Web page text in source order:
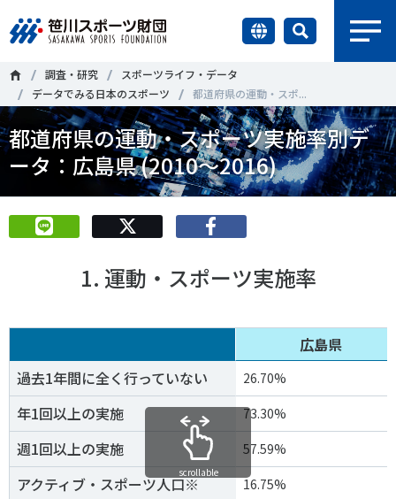
財団情報
研究員紹介
調査・研究
社会づくり
国際情報
知る学ぶ
ニュース
お問い合わせ・お申し込み
＃誰が子どものスポーツをささえるのか ＃部活動
＃アクティブなまちづくり ＃日本人の身体活動と健康寿命
＃障害者スポーツ ＃スポーツ基本計画
＃高齢者スポーツ ＃差別とダイバーシティ
スポーツライフ・データ
スポーツ白書
政策提言
子どものスポーツ
調査・研究
スポーツライフ・データ
データでみる日本のスポーツ
都道府県の運動・スポ...
都道府県の運動・スポーツ実施率別デ
ータ：広島県 (2010～2016)
1. 運動・スポーツ実施率
広島県
過去1年間に全く行っていない
26.70%
年1回以上の実施 73.30%
週1回以上の実施 57.59%
アクティブ・スポーツ人口※
16.75%
scrollable